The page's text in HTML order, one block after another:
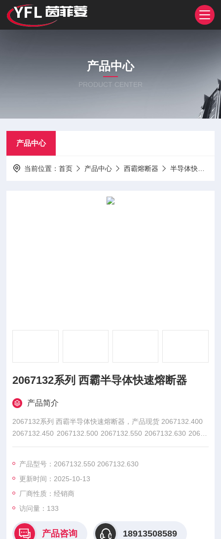
产品中心
PRODUCT CENTER
产品中心
当前位置：首页 产品中心 西霸熔断器 半导体快速熔断器
2067132系列 西霸半导体快速熔断器
产品简介
2067132系列 西霸半导体快速熔断器，产品现货 2067132.400
2067132.450 2067132.500 2067132.550 2067132.630 20671
32.700
路特性，当出现过载或内部短路时，可在规定时间内可靠熔断，
切断故障电流。
产品型号：2067132.550 2067132.630
更新时间：2025-10-13
厂商性质：经销商
访问量：133
产品咨询 18913508589